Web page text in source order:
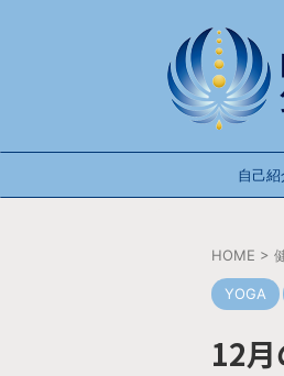
自己紹
HOME >
YOGA
12